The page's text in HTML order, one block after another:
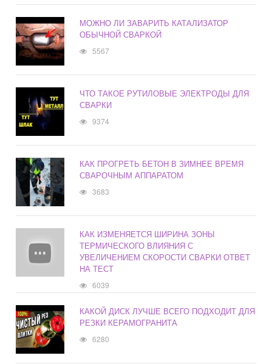
МОЖНО ЛИ ЗАВАРИТЬ КАТАЛИЗАТОР
ОБЫЧНОЙ СВАРКОЙ
5567
ЧТО ТАКОЕ РУТИЛОВЫЕ ЭЛЕКТРОДЫ ДЛЯ
СВАРКИ
9374
КАК ПРОГРЕТЬ БЕТОН В ЗИМНЕЕ ВРЕМЯ
СВАРОЧНЫМ АППАРАТОМ
3683
КАК ИЗМЕНЯЕТСЯ ШИРИНА ЗОНЫ
ТЕРМИЧЕСКОГО ВЛИЯНИЯ С
УВЕЛИЧЕНИЕМ СКОРОСТИ СВАРКИ ОТВЕТ
НА ТЕСТ
6039
КАКОЙ ДИСК ЛУЧШЕ ВСЕГО ПОДХОДИТ ДЛЯ
РЕЗКИ КЕРАМОГРАНИТА
6280